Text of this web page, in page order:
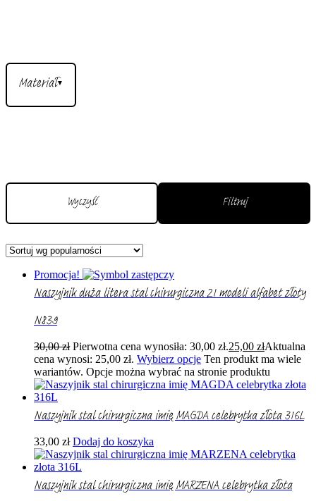
Materiał▼
Wyczyść Filtruj
Promocja!
Naszyjnik duża litera stal chirurgiczna 21 modeli alfabet złoty
N839
30,00zł Pierwotna cena wynosiła: 30,00 zł.25,00 złAktualna
cena wynosi: 25,00 zł. Wybierz opcje Ten produkt ma wiele
wariantów. Opcje można wybrać na stronie produktu
Naszyjnik stal chirurgiczna imię MAGDA celebrytka złota 316L
33,00 zł Dodaj do koszyka
Naszyjnik stal chirurgiczna imię MARZENA celebrytka złota